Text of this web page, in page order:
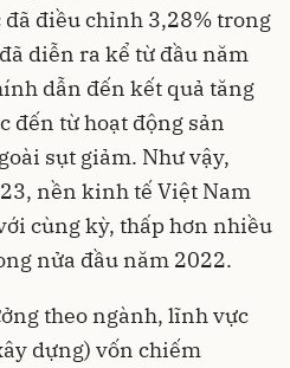
điều chỉnh 3,28% trong
diễn ra kể từ đầu năm
dẫn đến kết quả tăng
đến từ hoạt động sản
sụt giảm. Như vậy,
nền kinh tế Việt Nam
cùng kỳ, thấp hơn nhiều
nửa đầu năm 2022.
theo ngành, lĩnh vực
dựng) vốn chiếm